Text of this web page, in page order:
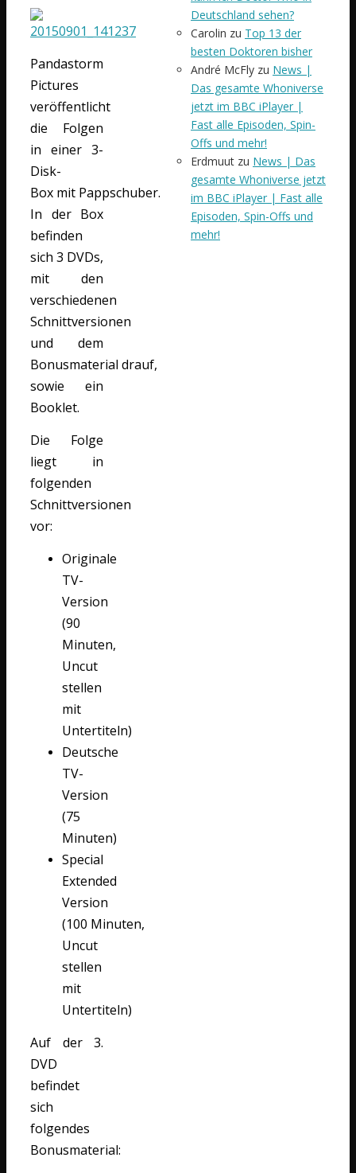
Pandastorm
Pictures
veröffentlicht
die Folgen
in einer 3-
Disk-
Box mit Pappschuber.
In der Box
befinden
sich 3 DVDs,
mit den
verschiedenen
Schnittversionen
und dem
Bonusmaterial drauf,
sowie ein
Booklet.
Die Folge
liegt in
folgenden
Schnittversionen
vor:
Originale
TV-
Version
(90
Minuten,
Uncut
stellen
mit
Untertiteln)
Deutsche
TV-
Version
(75
Minuten)
Special
Extended
Version
(100 Minuten,
Uncut
stellen
mit
Untertiteln)
Auf der 3.
DVD
befindet
sich
folgendes
Bonusmaterial:
Deutschland sehen?
Carolin zu Top 13 der
besten Doktoren bisher
André McFly zu News |
Das gesamte Whoniverse
jetzt im BBC iPlayer |
Fast alle Episoden, Spin-
Offs und mehr!
Erdmuut zu News | Das
gesamte Whoniverse jetzt
im BBC iPlayer | Fast alle
Episoden, Spin-Offs und
mehr!